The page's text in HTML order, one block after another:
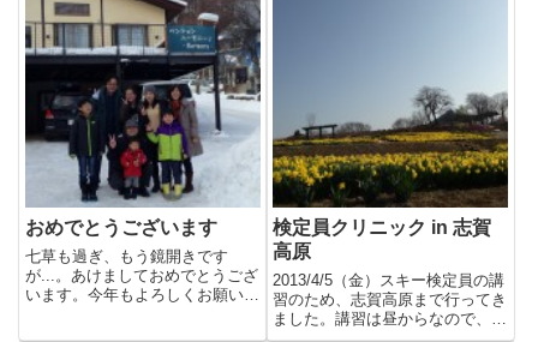
おめでとうございます
七草も過ぎ、もう鏡開きです
が...。あけましておめでとうござ
います。今年もよろしくお願いい
検定員クリニック in 志賀
高原
2013/4/5（金）スキー検定員の講
習のため、志賀高原まで行ってき
ました。講習は昼からなので、信
州国際音楽村 に寄り道...